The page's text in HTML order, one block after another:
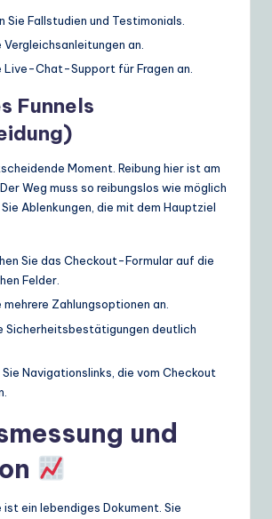
Sie Fallstudien und Testimonials.
an.
Live-Chat-Support für Fragen an.
Funnels
Moment. Reibung hier ist am
Weg muss so reibungslos wie möglich
Ablenkungen, die mit dem Hauptziel
Sie das Checkout-Formular auf die
Felder.
mehrere Zahlungsoptionen an.
Sicherheitsbestätigungen deutlich
Navigationslinks, die vom Checkout
und
ist ein lebendiges Dokument. Sie